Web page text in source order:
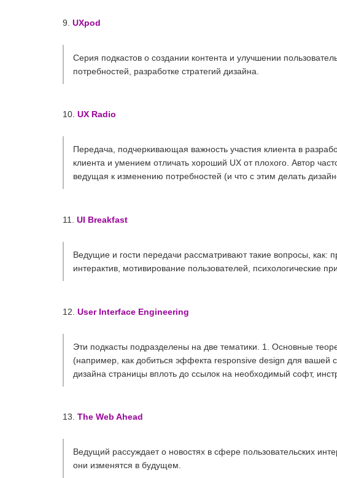
9. UXpod
Серия подкастов о создании контента и улучшении
потребностей, разработке стратегий дизайна.
10. UX Radio
Передача, подчеркивающая важность участия клиента в
клиента и умением отличать хороший UX от плохого. Автор
ведущая к изменению потребностей (и что с этим делать
11. UI Breakfast
Ведущие и гости передачи рассматривают такие вопросы,
интерактив, мотивирование пользователей, психологические
12. User Interface Engineering
Эти подкасты подразделены на две тематики. 1. Основные
(например, как добиться эффекта responsive design для вашей
дизайна страницы вплоть до ссылок на необходимый софт,
13. The Web Ahead
Ведущий рассуждает о новостях в сфере пользовательских
они изменятся в будущем.